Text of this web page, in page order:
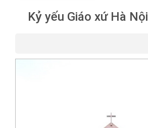
Kỷ yếu Giáo xứ Hà Nội